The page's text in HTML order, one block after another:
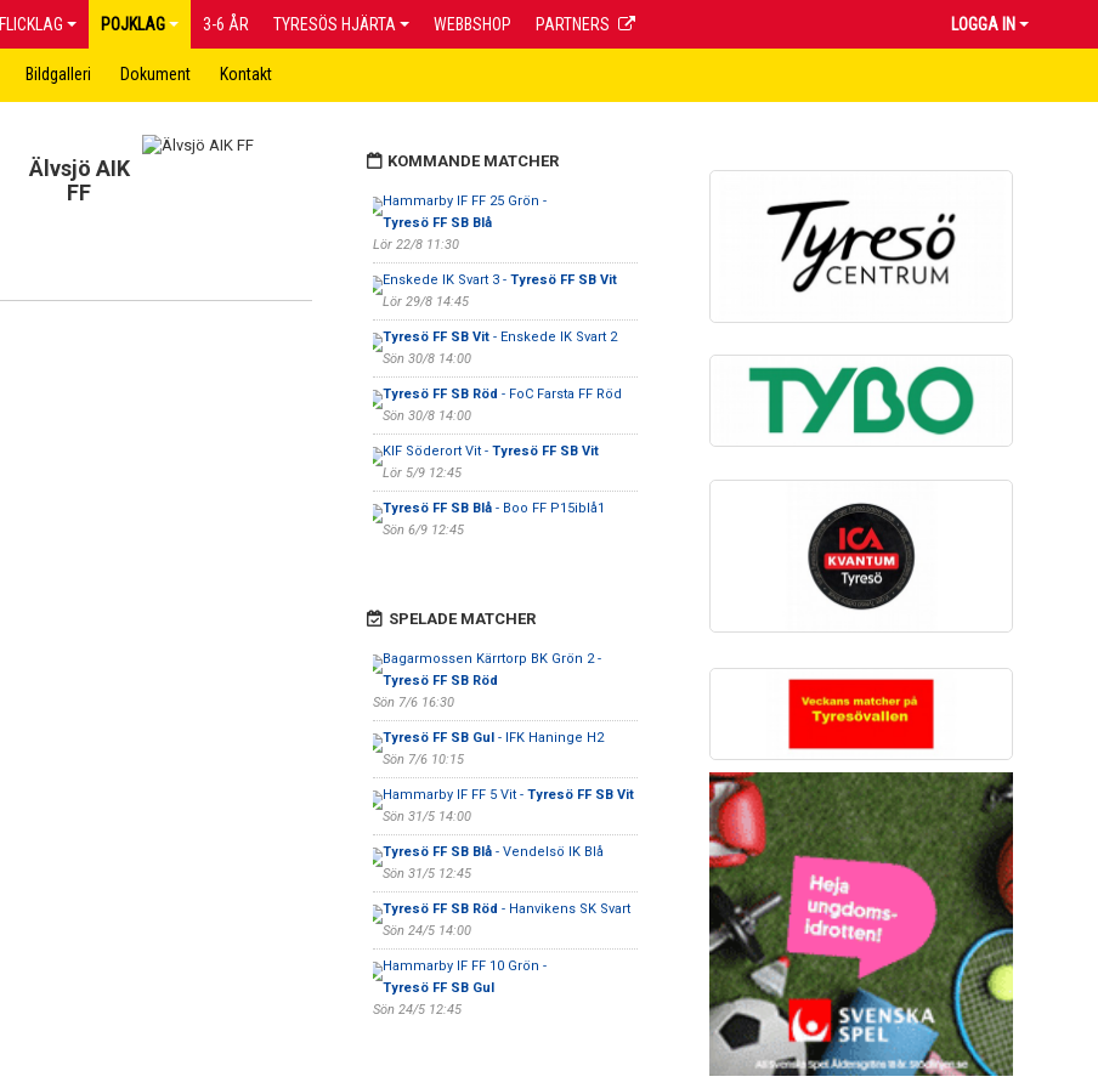
FLICKLAG POJKLAG 3-6 ÅR TYRESÖS HJÄRTA WEBBSHOP PARTNERS LOGGA IN
Bildgalleri Dokument Kontakt
Älvsjö AIK
FF
KOMMANDE MATCHER
Hammarby IF FF 25 Grön -
Tyresö FF SB Blå
Lör 22/8 11:30
Enskede IK Svart 3 - Tyresö FF SB Vit
Lör 29/8 14:45
Tyresö FF SB Vit- Enskede IK Svart 2
Sön 30/8 14:00
Tyresö FF SB Röd - FoC Farsta FF Röd
Sön 30/8 14:00
KIF Söderort Vit - Tyresö FF SB Vit
Lör 5/9 12:45
Tyresö FF SB Blå- Boo FF P15iblå1
Sön 6/9 12:45
SPELADE MATCHER
Bagarmossen Kärrtorp BK Grön 2 -
Tyresö FF SB Röd
Sön 7/6 16:30
Tyresö FF SB Gul- IFK Haninge H2
Sön 7/6 10:15
Hammarby IF FF 5 Vit - Tyresö FF SB Vit
Sön 31/5 14:00
Tyresö FF SB Blå- Vendelsö IK Blå
Sön 31/5 12:45
Tyresö FF SB Röd - Hanvikens SK Svart
Sön 24/5 14:00
Hammarby IF FF 10 Grön -
Tyresö FF SB Gul
Sön 24/5 12:45